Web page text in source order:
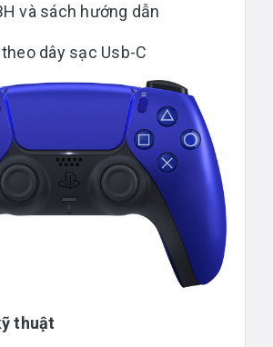
và sách hướng dẫn
dây sạc Usb-C
thuật